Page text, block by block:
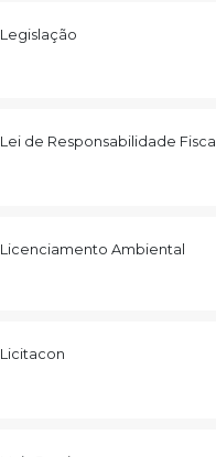
Legislação
Lei de Responsabilidade Fiscal
Licenciamento Ambiental
Licitacon